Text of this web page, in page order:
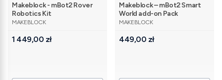
Makeblock - mBot2 Rover
Robotics Kit
PRODUCENT
MAKEBLOCK
Cena
1 449,00 zł
Makeblock – mBot2 Smart
World add-on Pack
PRODUCENT
MAKEBLOCK
Cena
449,00 zł